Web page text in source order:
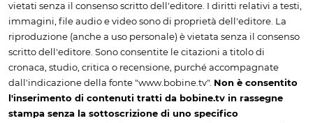
vietati senza il consenso scritto dell'editore. I diritti relativi a testi,
immagini, file audio e video sono di proprietà dell'editore. La
riproduzione (anche a uso personale) è vietata senza il consenso
scritto dell'editore. Sono consentite le citazioni a titolo di
cronaca, studio, critica o recensione, purché accompagnate
dall'indicazione della fonte "www.bobine.tv". Non è consentito
l'inserimento di contenuti tratti da bobine.tv in rassegne
stampa senza la sottoscrizione di uno specifico